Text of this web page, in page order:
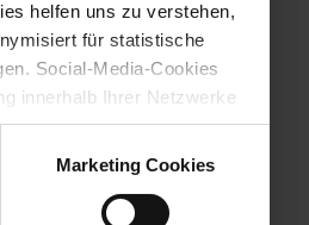
helfen uns zu verstehen,
für statistische
Social-Media-Cookies
innerhalb Ihrer Netzwerke
zulassen möchten.
“, wenn Sie mit
Sie bitte unsere
Marketing Cookies